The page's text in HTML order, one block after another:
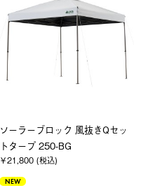
ソーラーブロック 風抜きQセッ
トタープ 250-BG
￥21,800 (税込)
NEW